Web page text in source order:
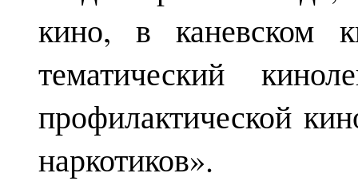
кино, в каневском
тематический
профилактической
наркотиков».